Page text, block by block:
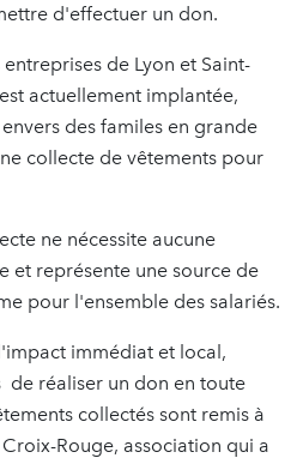
d'effectuer un don.
de Lyon et Saint-
actuellement implantée,
des familes en grande
collecte de vêtements pour
ne nécessite aucune
et représente une source de
pour l'ensemble des salariés.
immédiat et local,
de réaliser un don en toute
collectés sont remis à
Rouge, association qui a